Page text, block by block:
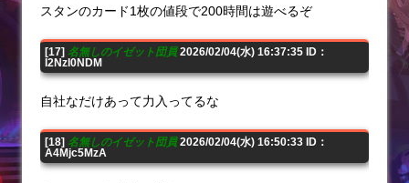
スタンのカード1枚の値段で200時間は遊べるぞ
[17] 名無しのイゼット団員2026/02/04(水) 16:37:35 ID：
I2NzI0NDM
自社なだけあって力入ってるな
[18] 名無しのイゼット団員2026/02/04(水) 16:50:33 ID：
A4Mjc5MzA